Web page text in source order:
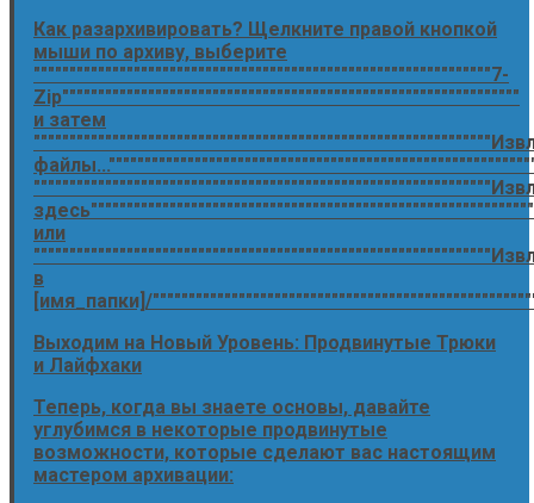
Как разархивировать? Щелкните правой кнопкой
мыши по архиву, выберите
""""""""""""""""""""""""""""""""""""""""""""""""""""""""""""""""7-
Zip""""""""""""""""""""""""""""""""""""""""""""""""""""""""""""""""
и затем
или
в
[имя_папки]/
Выходим на Новый Уровень: Продвинутые Трюки
и Лайфхаки
Теперь, когда вы знаете основы, давайте
углубимся в некоторые продвинутые
возможности, которые сделают вас настоящим
мастером архивации: